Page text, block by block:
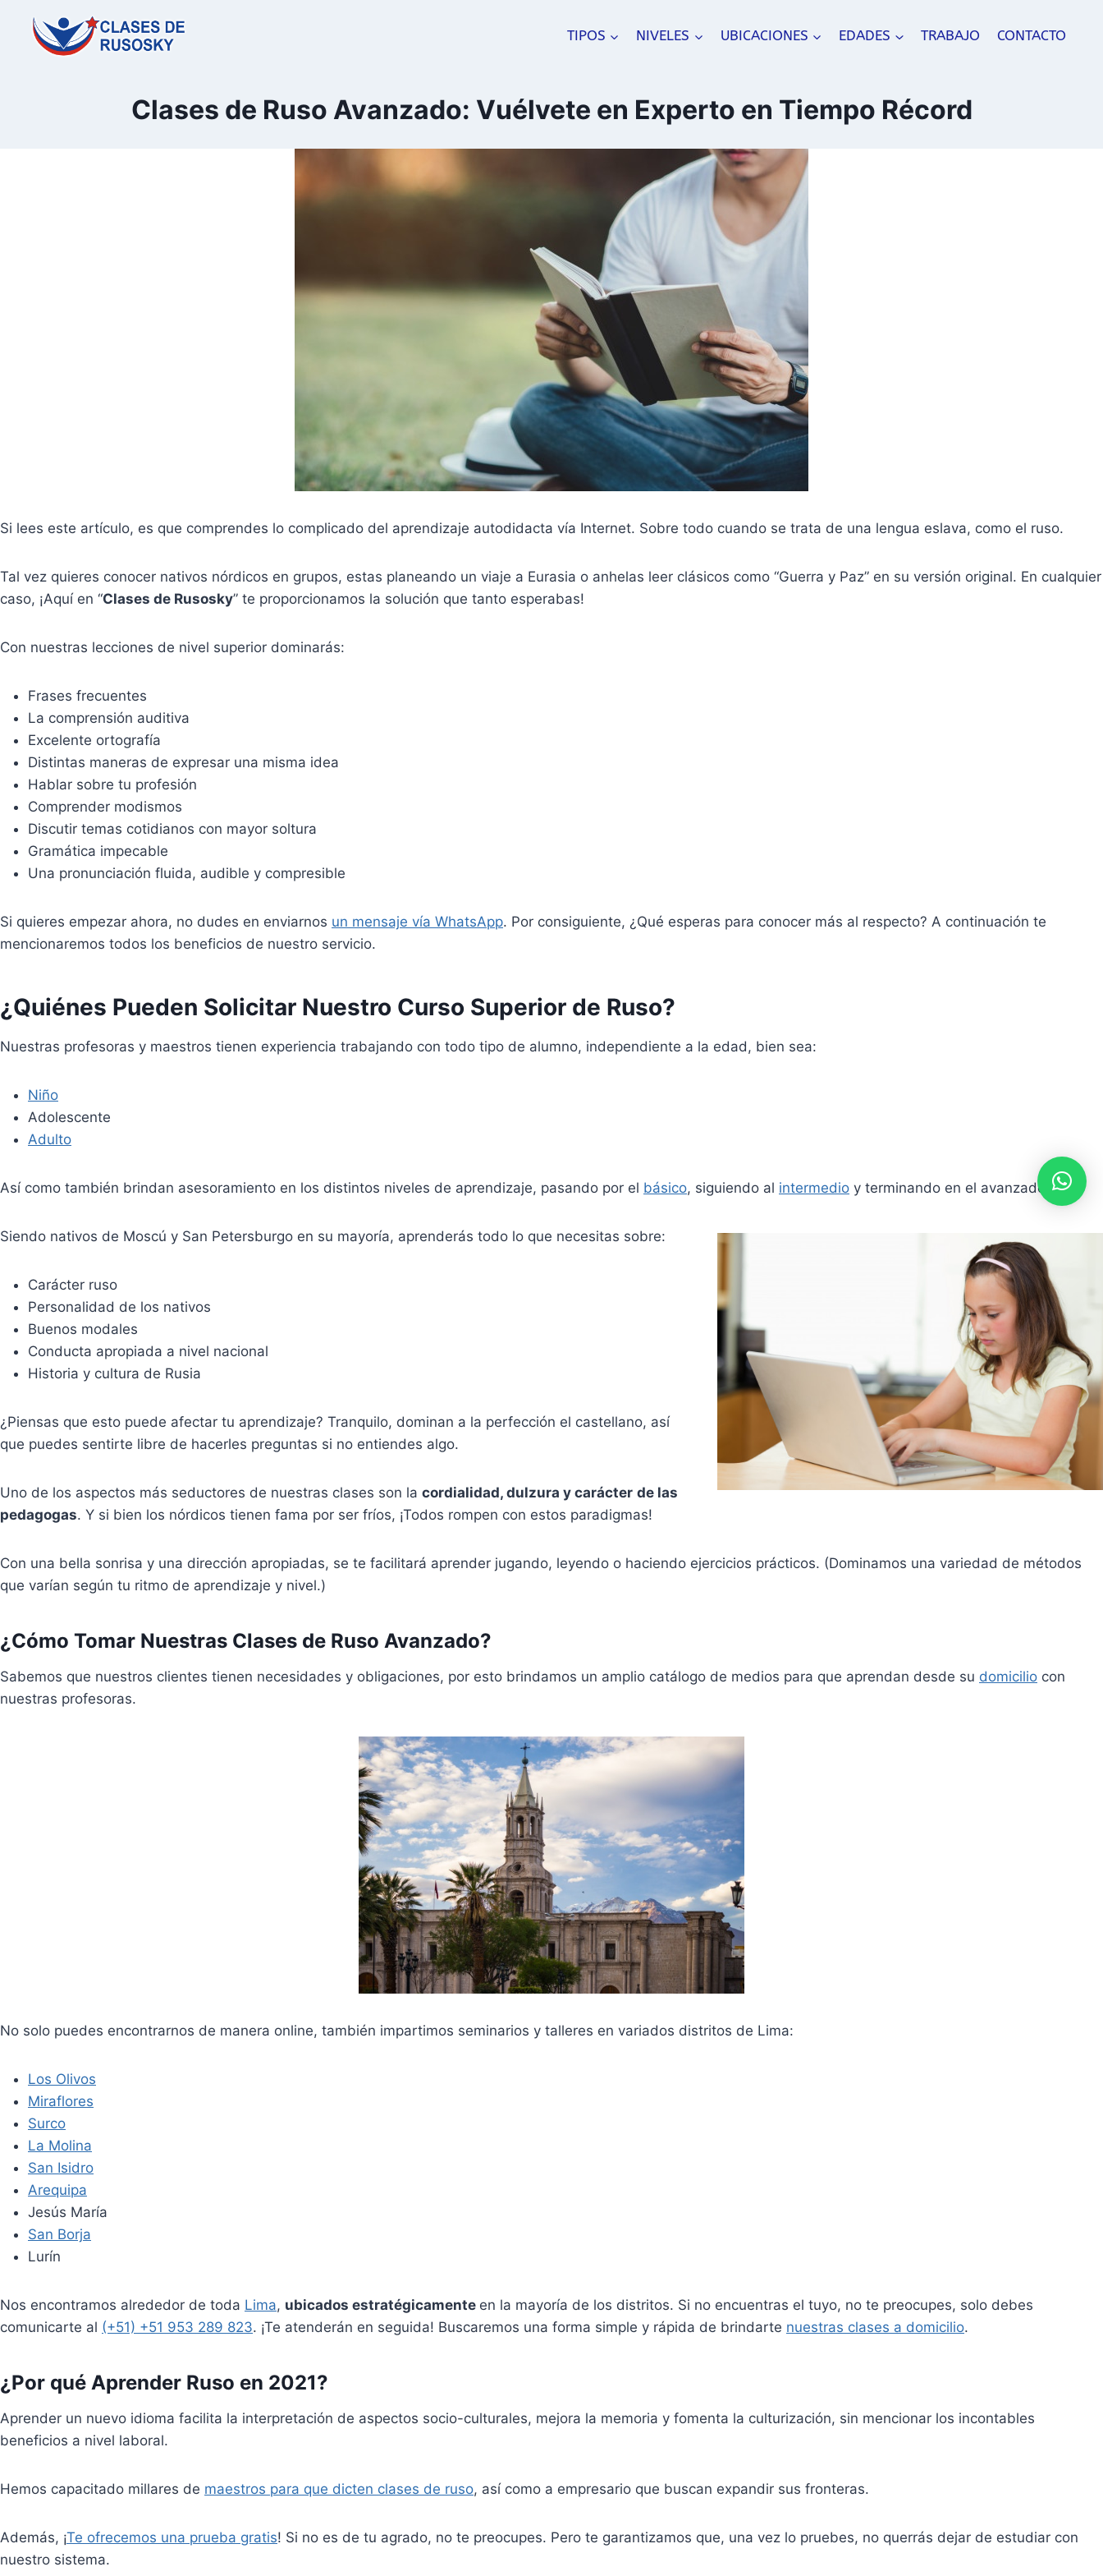
contenido
TIPOS NIVELES UBICACIONES EDADES TRABAJO CONTACTO
Clases de Ruso Avanzado: Vuélvete en Experto en Tiempo Récord
Si lees este artículo, es que comprendes lo complicado del aprendizaje autodidacta vía Internet. Sobre todo cuando se trata de una lengua eslava, como el ruso.
Tal vez quieres conocer nativos nórdicos en grupos, estas planeando un viaje a Eurasia o anhelas leer clásicos como “Guerra y Paz” en su versión original. En cualquier
caso, ¡Aquí en “Clases de Rusosky” te proporcionamos la solución que tanto esperabas!
Con nuestras lecciones de nivel superior dominarás:
Frases frecuentes
La comprensión auditiva
Excelente ortografía
Distintas maneras de expresar una misma idea
Hablar sobre tu profesión
Comprender modismos
Discutir temas cotidianos con mayor soltura
Gramática impecable
Una pronunciación fluida, audible y compresible
Si quieres empezar ahora, no dudes en enviarnos un mensaje vía WhatsApp. Por consiguiente, ¿Qué esperas para conocer más al respecto? A continuación te
mencionaremos todos los beneficios de nuestro servicio.
¿Quiénes Pueden Solicitar Nuestro Curso Superior de Ruso?
Nuestras profesoras y maestros tienen experiencia trabajando con todo tipo de alumno, independiente a la edad, bien sea:
Niño
Adolescente
Adulto
Así como también brindan asesoramiento en los distintos niveles de aprendizaje, pasando por el básico, siguiendo al intermedio y terminando en el avanzado.
Siendo nativos de Moscú y San Petersburgo en su mayoría, aprenderás todo lo que necesitas sobre:
Carácter ruso
Personalidad de los nativos
Buenos modales
Conducta apropiada a nivel nacional
Historia y cultura de Rusia
¿Piensas que esto puede afectar tu aprendizaje? Tranquilo, dominan a la perfección el castellano, así
que puedes sentirte libre de hacerles preguntas si no entiendes algo.
Uno de los aspectos más seductores de nuestras clases son la cordialidad, dulzura y carácter de las
pedagogas. Y si bien los nórdicos tienen fama por ser fríos, ¡Todos rompen con estos paradigmas!
Con una bella sonrisa y una dirección apropiadas, se te facilitará aprender jugando, leyendo o haciendo ejercicios prácticos. (Dominamos una variedad de métodos
que varían según tu ritmo de aprendizaje y nivel.)
¿Cómo Tomar Nuestras Clases de Ruso Avanzado?
Sabemos que nuestros clientes tienen necesidades y obligaciones, por esto brindamos un amplio catálogo de medios para que aprendan desde su domicilio con
nuestras profesoras.
No solo puedes encontrarnos de manera online, también impartimos seminarios y talleres en variados distritos de Lima:
Los Olivos
Miraflores
Surco
La Molina
San Isidro
Arequipa
Jesús María
San Borja
Lurín
Nos encontramos alrededor de toda Lima, ubicados estratégicamente en la mayoría de los distritos. Si no encuentras el tuyo, no te preocupes, solo debes
comunicarte al (+51) +51 953 289 823. ¡Te atenderán en seguida! Buscaremos una forma simple y rápida de brindarte nuestras clases a domicilio.
¿Por qué Aprender Ruso en 2021?
Aprender un nuevo idioma facilita la interpretación de aspectos socio-culturales, mejora la memoria y fomenta la culturización, sin mencionar los incontables
beneficios a nivel laboral.
Hemos capacitado millares de maestros para que dicten clases de ruso, así como a empresario que buscan expandir sus fronteras.
Además, ¡Te ofrecemos una prueba gratis! Si no es de tu agrado, no te preocupes. Pero te garantizamos que, una vez lo pruebes, no querrás dejar de estudiar con
nuestro sistema.